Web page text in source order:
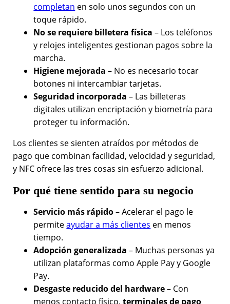
completan en solo unos segundos con un
toque rápido.
No se requiere billetera física – Los teléfonos
y relojes inteligentes gestionan pagos sobre la
marcha.
Higiene mejorada – No es necesario tocar
botones ni intercambiar tarjetas.
Seguridad incorporada – Las billeteras
digitales utilizan encriptación y biometría para
proteger tu información.
Los clientes se sienten atraídos por métodos de
pago que combinan facilidad, velocidad y seguridad,
y NFC ofrece las tres cosas sin esfuerzo adicional.
Por qué tiene sentido para su negocio
Servicio más rápido– Acelerar el pago le
permiteayudar a más clientes en menos
tiempo.
Adopción generalizada – Muchas personas ya
utilizan plataformas como Apple Pay y Google
Pay.
Desgaste reducido del hardware– Con
menos contacto físico,terminales de pago